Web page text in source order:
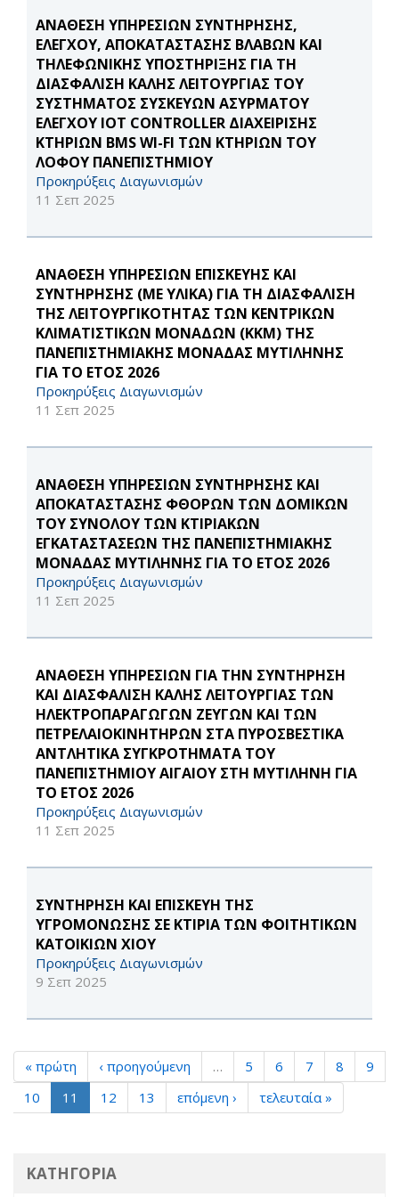
ΑΝΑΘΕΣΗ ΥΠΗΡΕΣΙΩΝ ΣΥΝΤΗΡΗΣΗΣ,
ΕΛΕΓΧΟΥ, ΑΠΟΚΑΤΑΣΤΑΣΗΣ ΒΛΑΒΩΝ ΚΑΙ
ΤΗΛΕΦΩΝΙΚΗΣ ΥΠΟΣΤΗΡΙΞΗΣ ΓΙΑ ΤΗ
ΔΙΑΣΦΑΛΙΣΗ ΚΑΛΗΣ ΛΕΙΤΟΥΡΓΙΑΣ ΤΟΥ
ΣΥΣΤΗΜΑΤΟΣ ΣΥΣΚΕΥΩΝ ΑΣΥΡΜΑΤΟΥ
ΕΛΕΓΧΟΥ IOT CONTROLLER ΔΙΑΧΕΙΡΙΣΗΣ
ΚΤΗΡΙΩΝ BMS WI-FI ΤΩΝ ΚΤΗΡΙΩΝ ΤΟΥ
ΛΟΦΟΥ ΠΑΝΕΠΙΣΤΗΜΙΟΥ
Προκηρύξεις Διαγωνισμών
11 Σεπ 2025
ΑΝΑΘΕΣΗ ΥΠΗΡΕΣΙΩΝ ΕΠΙΣΚΕΥΗΣ ΚΑΙ
ΣΥΝΤΗΡΗΣΗΣ (ΜΕ ΥΛΙΚΑ) ΓΙΑ ΤΗ ΔΙΑΣΦΑΛΙΣΗ
ΤΗΣ ΛΕΙΤΟΥΡΓΙΚΟΤΗΤΑΣ ΤΩΝ ΚΕΝΤΡΙΚΩΝ
ΚΛΙΜΑΤΙΣΤΙΚΩΝ ΜΟΝΑΔΩΝ (ΚΚΜ) ΤΗΣ
ΠΑΝΕΠΙΣΤΗΜΙΑΚΗΣ ΜΟΝΑΔΑΣ ΜΥΤΙΛΗΝΗΣ
ΓΙΑ ΤΟ ΕΤΟΣ 2026
Προκηρύξεις Διαγωνισμών
11 Σεπ 2025
ΑΝΑΘΕΣΗ ΥΠΗΡΕΣΙΩΝ ΣΥΝΤΗΡΗΣΗΣ ΚΑΙ
ΑΠΟΚΑΤΑΣΤΑΣΗΣ ΦΘΟΡΩΝ ΤΩΝ ΔΟΜΙΚΩΝ
ΤΟΥ ΣΥΝΟΛΟΥ ΤΩΝ ΚΤΙΡΙΑΚΩΝ
ΕΓΚΑΤΑΣΤΑΣΕΩΝ ΤΗΣ ΠΑΝΕΠΙΣΤΗΜΙΑΚΗΣ
ΜΟΝΑΔΑΣ ΜΥΤΙΛΗΝΗΣ ΓΙΑ ΤΟ ΕΤΟΣ 2026
Προκηρύξεις Διαγωνισμών
11 Σεπ 2025
ΑΝΑΘΕΣΗ ΥΠΗΡΕΣΙΩΝ ΓΙΑ ΤΗΝ ΣΥΝΤΗΡΗΣΗ
ΚΑΙ ΔΙΑΣΦΑΛΙΣΗ ΚΑΛΗΣ ΛΕΙΤΟΥΡΓΙΑΣ ΤΩΝ
ΗΛΕΚΤΡΟΠΑΡΑΓΩΓΩΝ ΖΕΥΓΩΝ ΚΑΙ ΤΩΝ
ΠΕΤΡΕΛΑΙΟΚΙΝΗΤΗΡΩΝ ΣΤΑ ΠΥΡΟΣΒΕΣΤΙΚΑ
ΑΝΤΛΗΤΙΚΑ ΣΥΓΚΡΟΤΗΜΑΤΑ ΤΟΥ
ΠΑΝΕΠΙΣΤΗΜΙΟΥ ΑΙΓΑΙΟΥ ΣΤΗ ΜΥΤΙΛΗΝΗ ΓΙΑ
ΤΟ ΕΤΟΣ 2026
Προκηρύξεις Διαγωνισμών
11 Σεπ 2025
ΣΥΝΤΗΡΗΣΗ ΚΑΙ ΕΠΙΣΚΕΥΗ ΤΗΣ
ΥΓΡΟΜΟΝΩΣΗΣ ΣΕ ΚΤΙΡΙΑ ΤΩΝ ΦΟΙΤΗΤΙΚΩΝ
ΚΑΤΟΙΚΙΩΝ ΧΙΟΥ
Προκηρύξεις Διαγωνισμών
9 Σεπ 2025
« πρώτη ‹ προηγούμενη … 5 6 7 8
9
10
11 12 13 επόμενη › τελευταία »
ΚΑΤΗΓΟΡΙΑ